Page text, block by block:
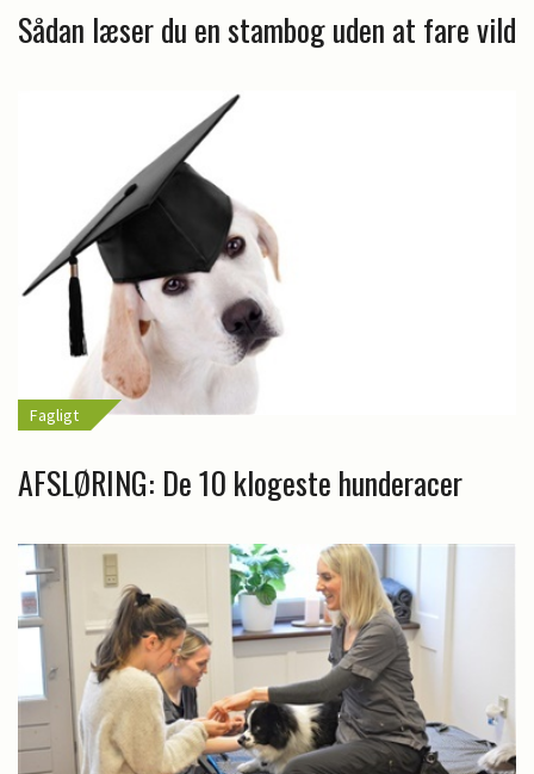
Sådan læser du en stambog uden at fare vild
Fagligt
AFSLØRING: De 10 klogeste hunderacer